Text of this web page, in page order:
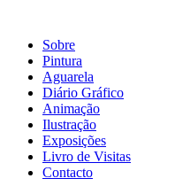
Sobre
Pintura
Aguarela
Diário Gráfico
Animação
Ilustração
Exposições
Livro de Visitas
Contacto